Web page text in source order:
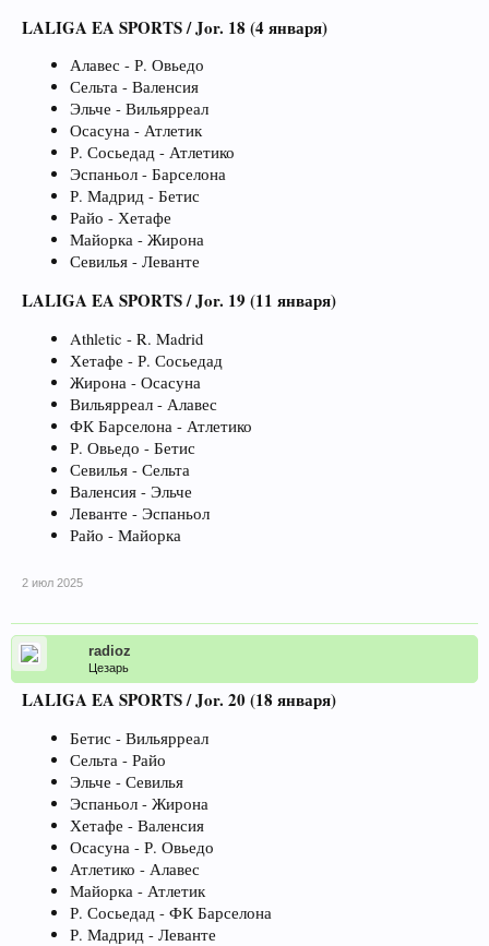
LALIGA EA SPORTS / Jor. 18 (4 января)
Алавес - Р. Овьедо
Сельта - Валенсия
Эльче - Вильярреал
Осасуна - Атлетик
Р. Сосьедад - Атлетико
Эспаньол - Барселона
Р. Мадрид - Бетис
Райо - Хетафе
Майорка - Жирона
Севилья - Леванте
LALIGA EA SPORTS / Jor. 19 (11 января)
Athletic - R. Madrid
Хетафе - Р. Сосьедад
Жирона - Осасуна
Вильярреал - Алавес
ФК Барселона - Атлетико
Р. Овьедо - Бетис
Севилья - Сельта
Валенсия - Эльче
Леванте - Эспаньол
Райо - Майорка
2 июл 2025
radioz
Цезарь
LALIGA EA SPORTS / Jor. 20 (18 января)
Бетис - Вильярреал
Сельта - Райо
Эльче - Севилья
Эспаньол - Жирона
Хетафе - Валенсия
Осасуна - Р. Овьедо
Атлетико - Алавес
Майорка - Атлетик
Р. Сосьедад - ФК Барселона
Р. Мадрид - Леванте